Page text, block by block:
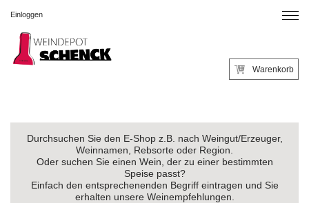
Einloggen
Warenkorb
Durchsuchen Sie den E-Shop z.B. nach Weingut/Erzeuger,
Weinnamen, Rebsorte oder Region.
Oder suchen Sie einen Wein, der zu einer bestimmten
Speise passt?
Einfach den entsprechenenden Begriff eintragen und Sie
erhalten unsere Weinempfehlungen.